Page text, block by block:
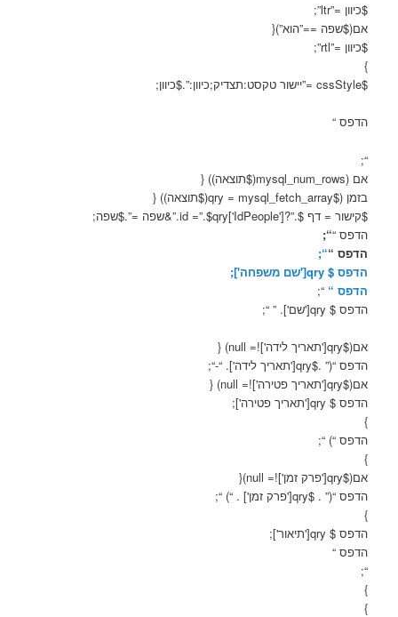
$כיוון =”ltr”;
אם($שפה ==”הוא”){
$כיוון =”rtl”;
}
$cssStyle =”יישור טקסט:תצדיק;כיוון:”.$כיוון;
הדפס “
“;
אם (mysql_num_rows($תוצאה)) {
בזמן ($qry = mysql_fetch_array($תוצאה)) {
$קישור = דף $.”?id =”.$qry['IdPeople'].”&שפה =”.$שפה;
הדפס ““;
הדפס ““;
הדפס $ qry['שם משפחה'];
הדפס “ “;
הדפס $ qry['שם']. ” “;
אם($qry['תאריך לידה']!= null) {
הדפס “(” .$qry['תאריך לידה']. “-“;
אם($qry['תאריך פטירה']!= null) {
הדפס $ qry['תאריך פטירה'];
}
הדפס “) “;
}
אם($qry['פרק זמן']!= null){
הדפס “(” . $qry['פרק זמן'] . “) “;
}
הדפס $ qry['תיאור'];
הדפס “
“;
}
}